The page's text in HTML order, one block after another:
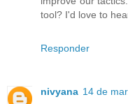
tool? I'd love to
Responder
nivyana 14 de